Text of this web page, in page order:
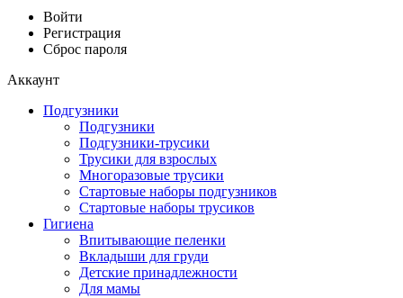
Войти
Регистрация
Сброс пароля
Аккаунт
Подгузники
Подгузники
Подгузники-трусики
Трусики для взрослых
Многоразовые трусики
Стартовые наборы подгузников
Стартовые наборы трусиков
Гигиена
Впитывающие пеленки
Вкладыши для груди
Детские принадлежности
Для мамы